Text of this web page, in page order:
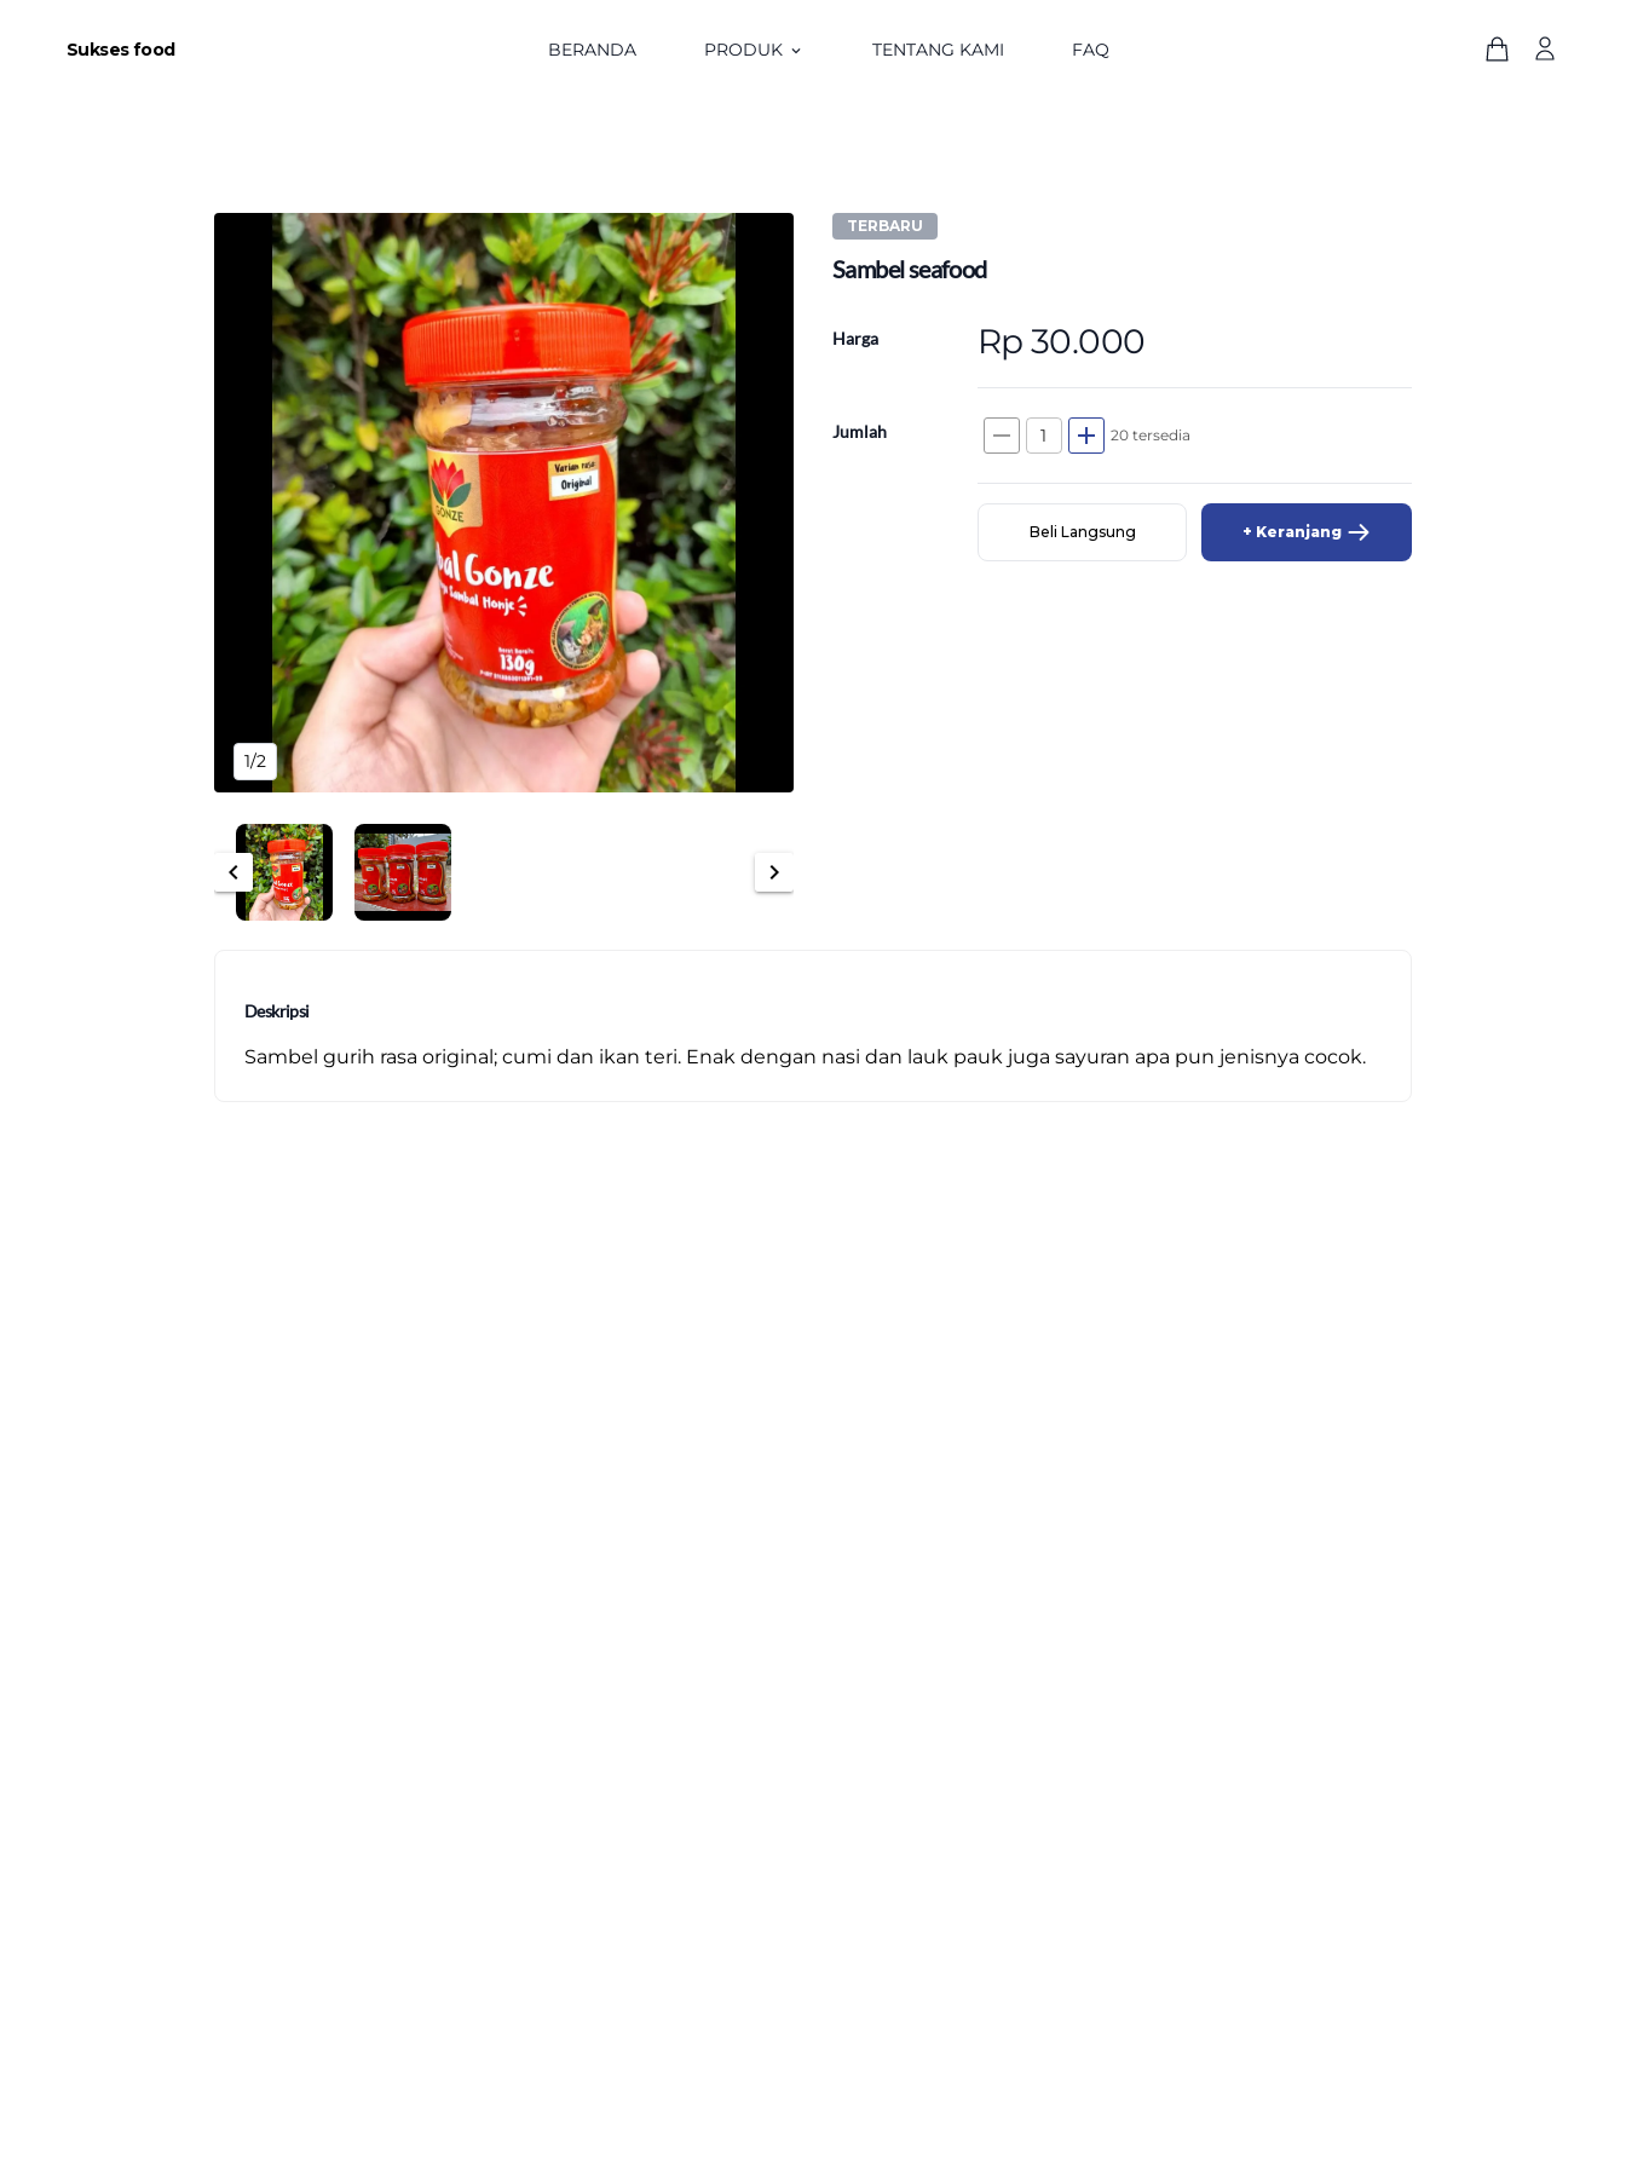
Sukses food BERANDA PRODUK keyboard_arrow_down TENTANG KAMI FAQ
1/2
chevron_left chevron_right
TERBARU
Sambel seafood
Harga Rp 30.000
Jumlah remove add 20 tersedia
Beli Langsung + Keranjang
Deskripsi
Sambel gurih rasa original; cumi dan ikan teri. Enak dengan nasi dan lauk pauk juga sayuran apa pun jenisnya cocok.